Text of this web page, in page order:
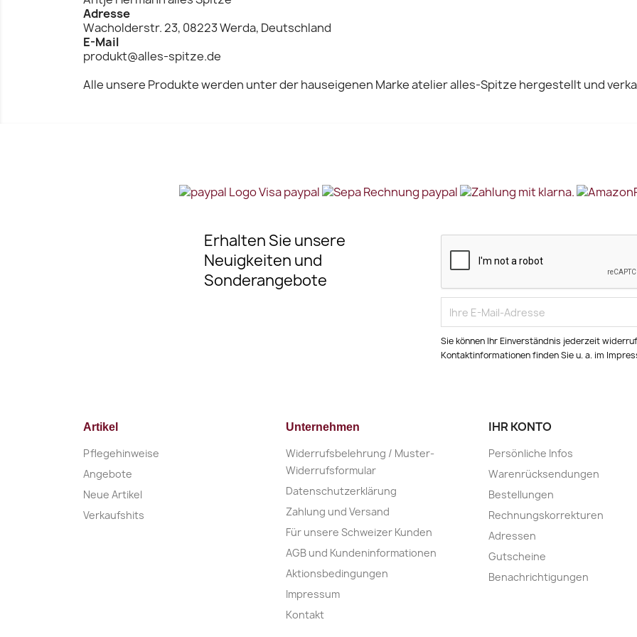
Adresse
Wacholderstr. 23, 08223 Werda, Deutschland
E-Mail
produkt@alles-spitze.de
Alle unsere Produkte werden unter der hauseigenen Marke atelier alles-Spitze hergestellt und
Erhalten Sie unsere
Neuigkeiten und
Sonderangebote
Sie können Ihr Einverständnis jederzeit
Kontaktinformationen finden Sie u. a. im
Artikel
Pflegehinweise
Angebote
Neue Artikel
Verkaufshits
Unternehmen
Widerrufsbelehrung / Muster-
Widerrufsformular
Datenschutzerklärung
Zahlung und Versand
Für unsere Schweizer Kunden
AGB und Kundeninformationen
Aktionsbedingungen
Impressum
Kontakt
IHR KONTO
Persönliche Infos
Warenrücksendungen
Bestellungen
Rechnungskorrekturen
Adressen
Gutscheine
Benachrichtigungen